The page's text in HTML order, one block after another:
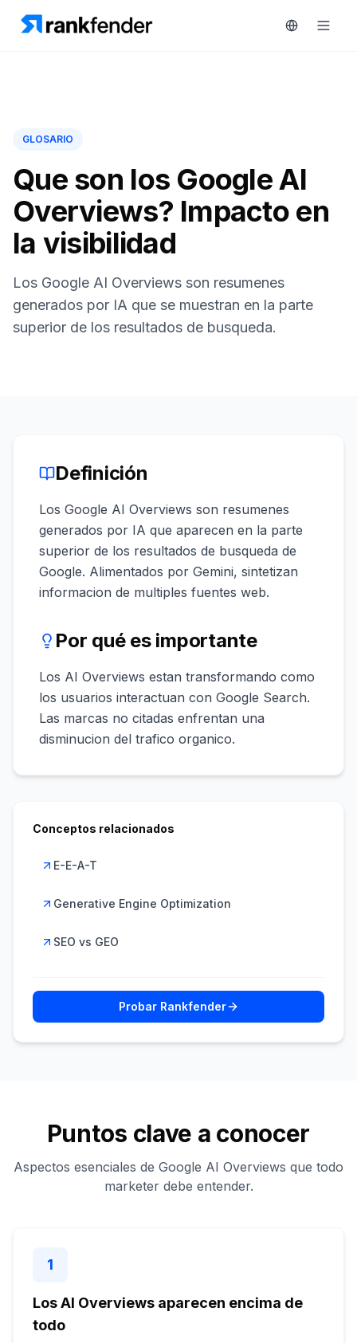
MONITORIZA
Engine
Seguimiento
de
Content
RAISA
Assistant
Integraciones
Soluciones
Recursos
Herramientas
Precios
GLOSARIO
Que son los Google AI
Overviews? Impacto en
la visibilidad
Los Google AI Overviews son resumenes
generados por IA que se muestran en la parte
superior de los resultados de busqueda.
Definición
Los Google AI Overviews son resumenes
generados por IA que aparecen en la parte
superior de los resultados de busqueda de
Google. Alimentados por Gemini, sintetizan
informacion de multiples fuentes web.
Por qué es importante
Los AI Overviews estan transformando como
los usuarios interactuan con Google Search.
Las marcas no citadas enfrentan una
disminucion del trafico organico.
Conceptos relacionados
E-E-A-T
Generative Engine Optimization
SEO vs GEO
Probar Rankfender
Puntos clave a conocer
Aspectos esenciales de Google AI Overviews que todo
marketer debe entender.
1
Los AI Overviews aparecen encima de
todo